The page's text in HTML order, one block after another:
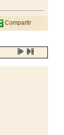
Compartir